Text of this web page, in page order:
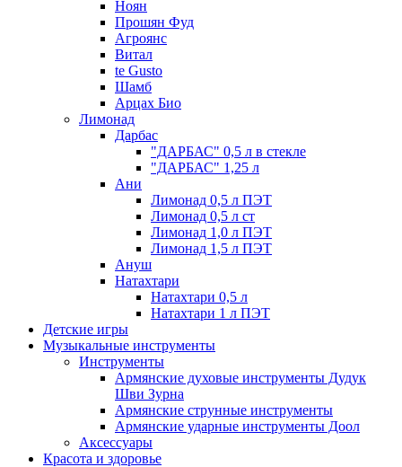
Ноян
Прошян Фуд
Агроянс
Витал
te Gusto
Шамб
Арцах Био
Лимонад
Дарбас
"ДАРБАС" 0,5 л в стекле
"ДАРБАС" 1,25 л
Ани
Лимонад 0,5 л ПЭТ
Лимонад 0,5 л ст
Лимонад 1,0 л ПЭТ
Лимонад 1,5 л ПЭТ
Ануш
Натахтари
Натахтари 0,5 л
Натахтари 1 л ПЭТ
Детские игры
Музыкальные инструменты
Инструменты
Армянские духовые инструменты Дудук
Шви Зурна
Армянские струнные инструменты
Армянские ударные инструменты Доол
Аксессуары
Красота и здоровье